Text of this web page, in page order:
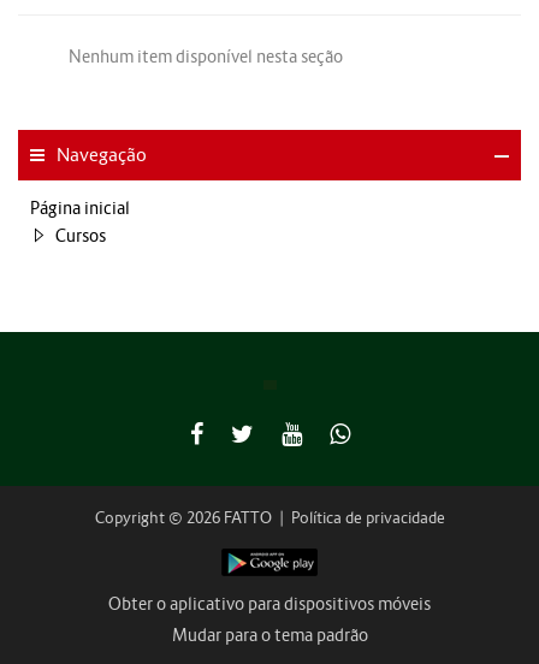
Nenhum item disponível nesta seção
Navegação
Página inicial
Cursos
Copyright © 2026 FATTO | Política de privacidade
Obter o aplicativo para dispositivos móveis
Mudar para o tema padrão